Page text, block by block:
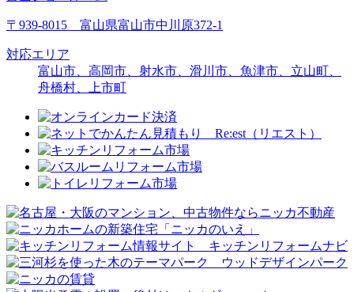
〒939-8015 富山県富山市中川原372-1
対応エリア
富山市、高岡市、射水市、滑川市、魚津市、立山町、
舟橋村、上市町